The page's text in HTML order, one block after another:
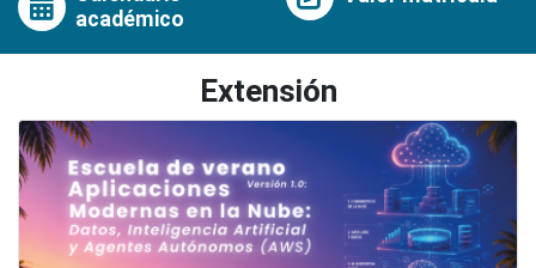
académico
Extensión